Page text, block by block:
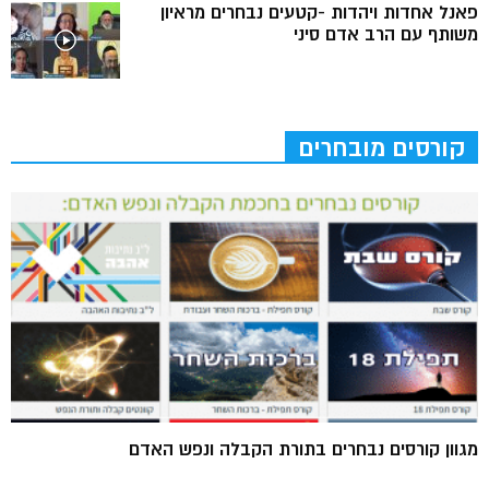
פאנל אחדות ויהדות -קטעים נבחרים מראיון
משותף עם הרב אדם סיני
קורסים מובחרים
מגוון קורסים נבחרים בתורת הקבלה ונפש האדם